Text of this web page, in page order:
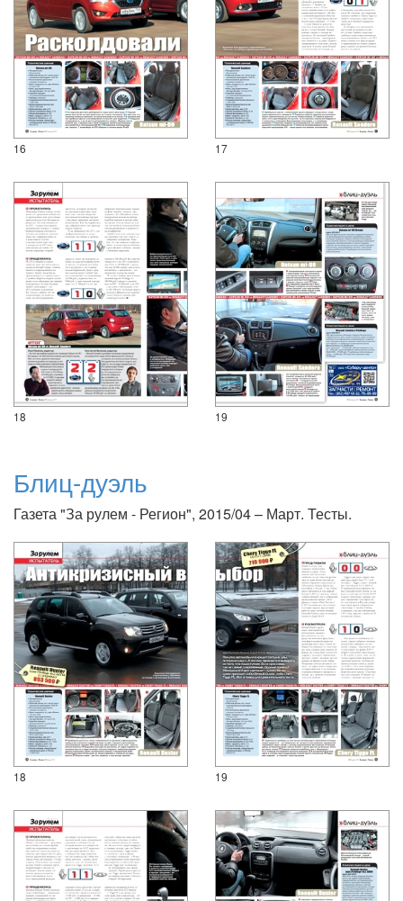
16 17
18 19
Блиц-дуэль
Газета "За рулем - Регион", 2015/04 – Март. Тесты.
18 19